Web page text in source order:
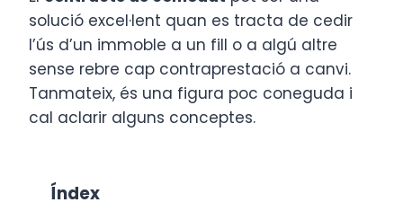
solució excel·lent quan es tracta de cedir
l’ús d’un immoble a un fill o a algú altre
sense rebre cap contraprestació a canvi.
Tanmateix, és una figura poc coneguda i
cal aclarir alguns conceptes.
Índex